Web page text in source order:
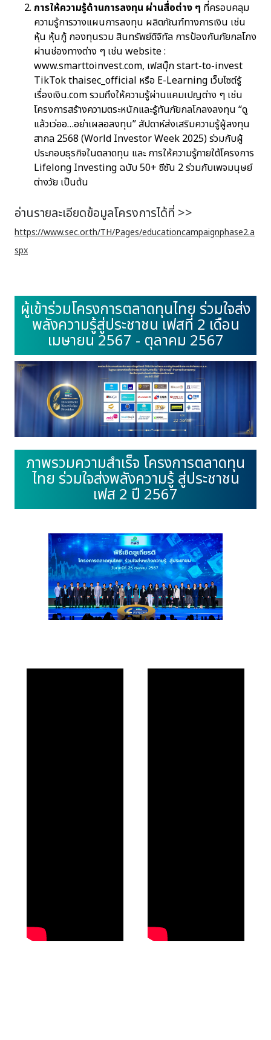
การให้ความรู้ด้านการลงทุน ผ่านสื่อต่าง ๆ ที่ครอบคลุม
ความรู้การวางแผนการลงทุน ผลิตภัณฑ์ทางการเงิน เช่น
หุ้น หุ้นกู้ กองทุนรวม สินทรัพย์ดิจิทัล การป้องกันภัยกลโกง
ผ่านช่องทางต่าง ๆ เช่น website :
www.smarttoinvest.com, เฟสบุ๊ก start-to-invest
TikTok thaisec_official หรือ E-Learning เว็บไซต์รู้
เรื่องเงิน.com รวมถึงให้ความรู้ผ่านแคมเปญต่าง ๆ เช่น
โครงการสร้างความตระหนักและรู้ทันภัยกลโกลงลงทุน “ดู
แล้วเว่ออ…อย่าเผลอลงทุน” สัปดาห์ส่งเสริมความรู้ผู้ลงทุน
สากล 2568 (World Investor Week 2025) ร่วมกับผู้
ประกอบธุรกิจในตลาดทุน และ การให้ความรู้ภายใต้โครงการ
Lifelong Investing ฉบับ 50+ ซีซัน 2 ร่วมกับเพจมนุษย์
ต่างวัย เป็นต้น
อ่านรายละเอียดข้อมูลโครงการได้ที่ >>
https://www.sec.or.th/TH/Pages/educationcampaignphase2.a
spx
ผู้เข้าร่วมโครงการตลาดทุนไทย ร่วมใจส่ง
พลังความรู้สู่ประชาชน เฟสที่ 2 เดือน
เมษายน 2567 - ตุลาคม 2567
ภาพรวมความสำเร็จ โครงการตลาดทุน
ไทย ร่วมใจส่งพลังความรู้ สู่ประชาชน
เฟส 2 ปี 2567